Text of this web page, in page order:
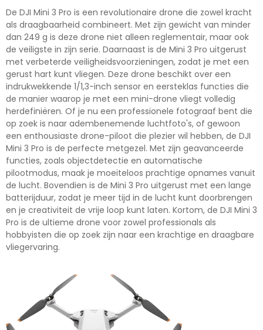
De DJI Mini 3 Pro is een revolutionaire drone die zowel kracht
als draagbaarheid combineert. Met zijn gewicht van minder
dan 249 g is deze drone niet alleen reglementair, maar ook
de veiligste in zijn serie. Daarnaast is de Mini 3 Pro uitgerust
met verbeterde veiligheidsvoorzieningen, zodat je met een
gerust hart kunt vliegen. Deze drone beschikt over een
indrukwekkende 1/1,3-inch sensor en eersteklas functies die
de manier waarop je met een mini-drone vliegt volledig
herdefiniëren. Of je nu een professionele fotograaf bent die
op zoek is naar adembenemende luchtfoto's, of gewoon
een enthousiaste drone-piloot die plezier wil hebben, de DJI
Mini 3 Pro is de perfecte metgezel. Met zijn geavanceerde
functies, zoals objectdetectie en automatische
pilootmodus, maak je moeiteloos prachtige opnames vanuit
de lucht. Bovendien is de Mini 3 Pro uitgerust met een lange
batterijduur, zodat je meer tijd in de lucht kunt doorbrengen
en je creativiteit de vrije loop kunt laten. Kortom, de DJI Mini 3
Pro is de ultieme drone voor zowel professionals als
hobbyisten die op zoek zijn naar een krachtige en draagbare
vliegervaring.